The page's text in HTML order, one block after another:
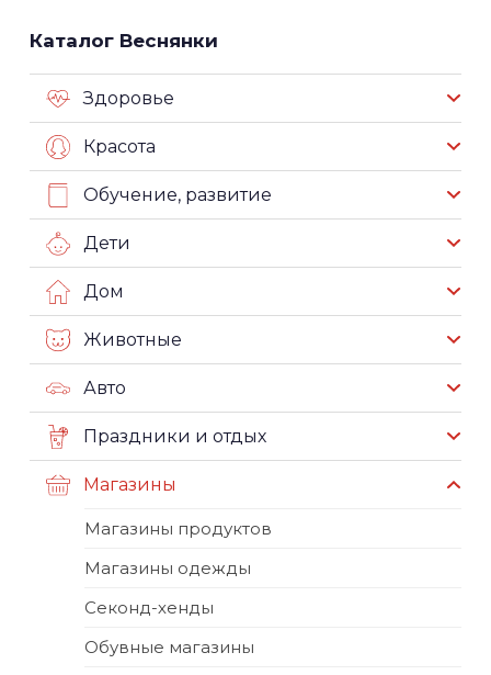
Каталог Веснянки
Здоровье
Красота
Обучение, развитие
Дети
Дом
Животные
Авто
Праздники и отдых
Магазины
Магазины продуктов
Магазины одежды
Секонд-хенды
Обувные магазины